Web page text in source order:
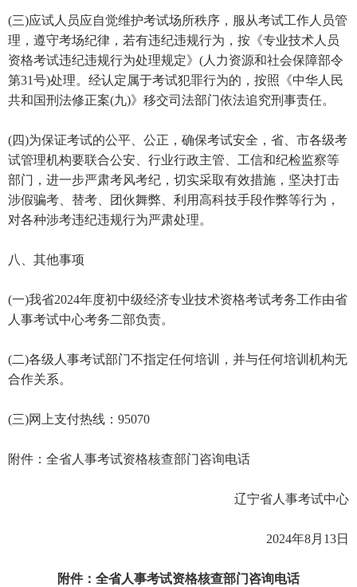
(三)应试人员应自觉维护考试场所秩序，服从考试工作人员管
理，遵守考场纪律，若有违纪违规行为，按《专业技术人员
资格考试违纪违规行为处理规定》(人力资源和社会保障部令
第31号)处理。经认定属于考试犯罪行为的，按照《中华人民
共和国刑法修正案(九)》移交司法部门依法追究刑事责任。
(四)为保证考试的公平、公正，确保考试安全，省、市各级考
试管理机构要联合公安、行业行政主管、工信和纪检监察等
部门，进一步严肃考风考纪，切实采取有效措施，坚决打击
涉假骗考、替考、团伙舞弊、利用高科技手段作弊等行为，
对各种涉考违纪违规行为严肃处理。
八、其他事项
(一)我省2024年度初中级经济专业技术资格考试考务工作由省
人事考试中心考务二部负责。
(二)各级人事考试部门不指定任何培训，并与任何培训机构无
合作关系。
(三)网上支付热线：95070
附件：全省人事考试资格核查部门咨询电话
辽宁省人事考试中心
2024年8月13日
附件：全省人事考试资格核查部门咨询电话